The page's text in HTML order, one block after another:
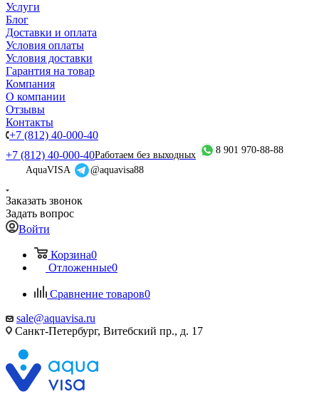
Услуги
Блог
Доставки и оплата
Условия оплаты
Условия доставки
Гарантия на товар
Компания
О компании
Отзывы
Контакты
+7 (812) 40-000-40
+7 (812) 40-000-40Работаем без выходных
8 901 970-88-88
AquaVISA
@aquavisa88
Заказать звонок
Задать вопрос
Войти
Корзина0
Отложенные0
Сравнение товаров0
sale@aquavisa.ru
Санкт-Петербург, Витебский пр., д. 17